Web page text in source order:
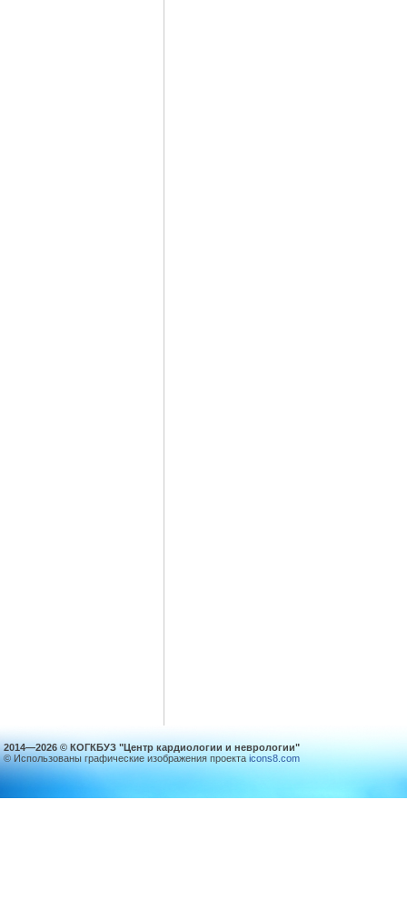
2014—2026 © КОГКБУЗ "Центр кардиологии и неврологии"
© Использованы графические изображения проекта icons8.com